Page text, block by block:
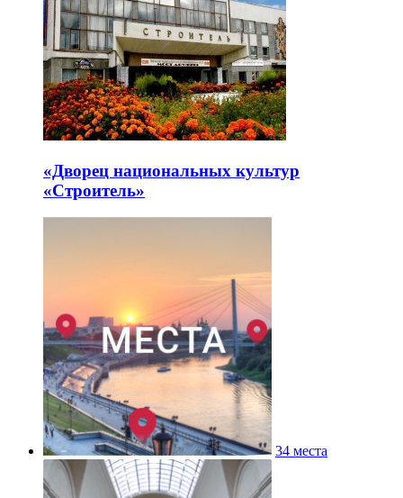
«Дворец национальных культур
«Строитель»
34 места